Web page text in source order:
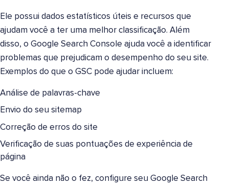
Ele possui dados estatísticos úteis e recursos que
ajudam você a ter uma melhor classificação. Além
disso, o Google Search Console ajuda você a identificar
problemas que prejudicam o desempenho do seu site.
Exemplos do que o GSC pode ajudar incluem:
Análise de palavras-chave
Envio do seu sitemap
Correção de erros do site
Verificação de suas pontuações de experiência de
página
Se você ainda não o fez, configure seu Google Search